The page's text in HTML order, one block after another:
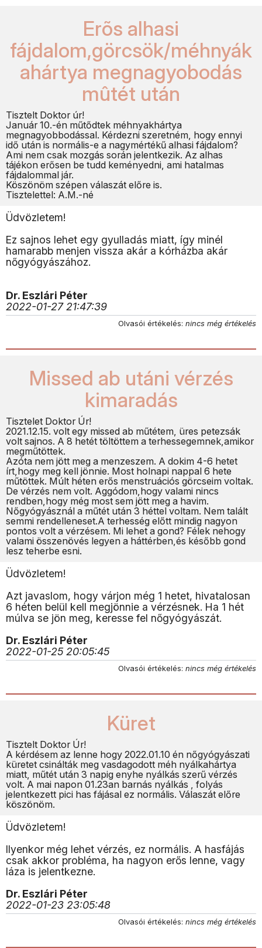
Erõs alhasi
fájdalom,görcsök/méhnyák
ahártya megnagyobodás
mûtét után
Tisztelt Doktor úr!
Január 10.-én műtődtek méhnyakhártya
megnagyobbodással. Kérdezni szeretném, hogy ennyi
idő után is normális-e a nagymértékű alhasi fájdalom?
Ami nem csak mozgás során jelentkezik. Az alhas
tájékon erősen be tudd keményedni, ami hatalmas
fájdalommal jár.
Köszönöm szépen válaszát előre is.
Tisztelettel: A.M.-né
Üdvözletem!
Ez sajnos lehet egy gyulladás miatt, így minél
hamarabb menjen vissza akár a kórházba akár
nőgyógyászához.
Dr. Eszlári Péter
2022-01-27 21:47:39
Olvasói értékelés: nincs még értékelés
Missed ab utáni vérzés
kimaradás
Tisztelet Doktor Úr!
2021.12.15. volt egy missed ab műtétem, üres petezsák
volt sajnos. A 8 hetét töltöttem a terhessegemnek,amikor
megműtöttek.
Azóta nem jött meg a menzeszem. A dokim 4-6 hetet
írt,hogy meg kell jönnie. Most holnapi nappal 6 hete
műtöttek. Múlt héten erős menstruációs görcseim voltak.
De vérzés nem volt. Aggódom,hogy valami nincs
rendben,hogy még most sem jött meg a havim.
Nőgyógyásznál a műtét után 3 héttel voltam. Nem talált
semmi rendelleneset.A terhesség előtt mindig nagyon
pontos volt a vérzésem. Mi lehet a gond? Félek nehogy
valami összenövés legyen a háttérben,és később gond
lesz teherbe esni.
Üdvözletem!
Azt javaslom, hogy várjon még 1 hetet, hivatalosan
6 héten belül kell megjönnie a vérzésnek. Ha 1 hét
múlva se jön meg, keresse fel nőgyógyászát.
Dr. Eszlári Péter
2022-01-25 20:05:45
Olvasói értékelés: nincs még értékelés
Küret
Tisztelt Doktor Úr!
A kérdésem az lenne hogy 2022.01.10 én nőgyógyászati
küretet csinálták meg vasdagodott méh nyálkahártya
miatt, műtét után 3 napig enyhe nyálkás szerű vérzés
volt. A mai napon 01.23an barnás nyálkás , folyás
jelentkezett pici has fájásal ez normális. Válaszát előre
köszönöm.
Üdvözletem!
Ilyenkor még lehet vérzés, ez normális. A hasfájás
csak akkor probléma, ha nagyon erős lenne, vagy
láza is jelentkezne.
Dr. Eszlári Péter
2022-01-23 23:05:48
Olvasói értékelés: nincs még értékelés